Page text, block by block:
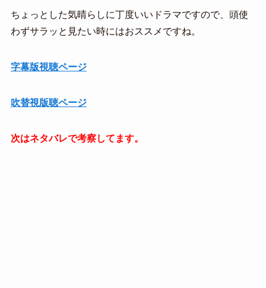
ちょっとした気晴らしに丁度いいドラマですので、頭使
わずサラッと見たい時にはおススメですね。
字幕版視聴ページ
吹替視版聴ページ
次はネタバレで考察してます。